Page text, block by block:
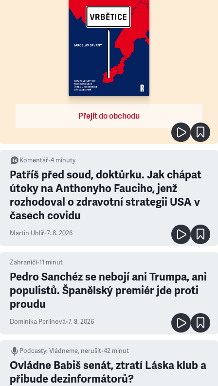
Přejít do obchodu
Komentář•4 minuty
Patříš před soud, doktůrku. Jak chápat
útoky na Anthonyho Fauciho, jenž
rozhodoval o zdravotní strategii USA v
časech covidu
Martin Uhlíř•7. 8. 2026
Zahraničí•11 minut
Pedro Sanchéz se nebojí ani Trumpa, ani
populistů. Španělský premiér jde proti
proudu
Dominika Perlínová•7. 8. 2026
Podcasty:Vládneme, nerušit•42 minut
Ovládne Babiš senát, ztratí Láska klub a
přibude dezinformátorů?